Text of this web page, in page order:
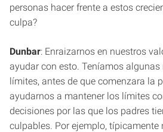
personas hacer frente a estos
culpa?
Dunbar: Enraizarnos en nuestros
ayudar con esto. Teníamos
límites, antes de que comenzara la
ayudarnos a mantener los límites
decisiones por las que los padres
culpables. Por ejemplo,